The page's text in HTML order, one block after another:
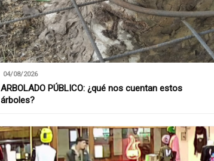
04/08/2026
ARBOLADO PÚBLICO: ¿qué nos cuentan estos
árboles?